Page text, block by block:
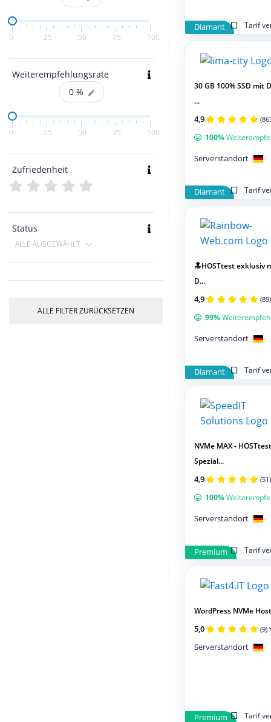
0 25 50 75 100
Weiterempfehlungsrate
0 %
0 25 50 75 100
Zufriedenheit
Status
ALLE AUSGEWÄHLT
ALLE FILTER ZURÜCKSETZEN
Diamant Tarif
Diamant Tarif
30 GB 100% SSD mit
...
4,9
100%
Serverstandort
Diamant Tarif
🔝HOSTtest exklusiv
D...
4,9 (89)
99%
Serverstandort
Premium Tarif
NVMe MAX - HOSTtest
Spezial...
4,9 (51)
100%
Serverstandort
Premium Tarif
WordPress NVMe
5,0 (9)
Serverstandort